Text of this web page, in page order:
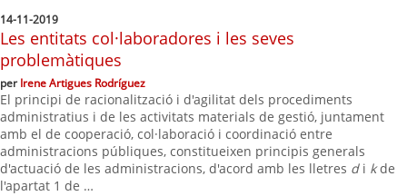
14-11-2019
Les entitats col·laboradores i les seves
problemàtiques
perIrene Artigues Rodríguez
El principi de racionalització i d'agilitat dels procediments
administratius i de les activitats materials de gestió, juntament
amb el de cooperació, col·laboració i coordinació entre
administracions públiques, constitueixen principis generals
d'actuació de les administracions, d'acord amb les lletres di kde
l'apartat 1 de …